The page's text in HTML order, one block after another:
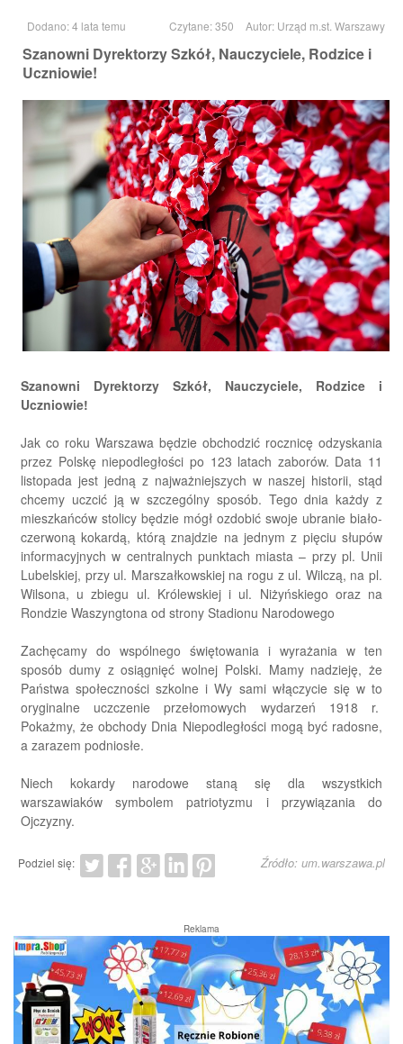
Dodano: 4 lata temu Czytane: 350 Autor: Urząd m.st. Warszawy
Szanowni Dyrektorzy Szkół, Nauczyciele, Rodzice i
Uczniowie!
Szanowni Dyrektorzy Szkół, Nauczyciele, Rodzice i
Uczniowie!
Jak co roku Warszawa będzie obchodzić rocznicę odzyskania
przez Polskę niepodległości po 123 latach zaborów. Data 11
listopada jest jedną z najważniejszych w naszej historii, stąd
chcemy uczcić ją w szczególny sposób. Tego dnia każdy z
mieszkańców stolicy będzie mógł ozdobić swoje ubranie biało-
czerwoną kokardą, którą znajdzie na jednym z pięciu słupów
informacyjnych w centralnych punktach miasta – przy pl. Unii
Lubelskiej, przy ul. Marszałkowskiej na rogu z ul. Wilczą, na pl.
Wilsona, u zbiegu ul. Królewskiej i ul. Niżyńskiego oraz na
Rondzie Waszyngtona od strony Stadionu Narodowego
Zachęcamy do wspólnego świętowania i wyrażania w ten
sposób dumy z osiągnięć wolnej Polski. Mamy nadzieję, że
Państwa społeczności szkolne i Wy sami włączycie się w to
oryginalne uczczenie przełomowych wydarzeń 1918 r.
Pokażmy, że obchody Dnia Niepodległości mogą być radosne,
a zarazem podniosłe.
Niech kokardy narodowe staną się dla wszystkich
warszawiaków symbolem patriotyzmu i przywiązania do
Ojczyzny.
Podziel się: Źródło: um.warszawa.pl
Reklama